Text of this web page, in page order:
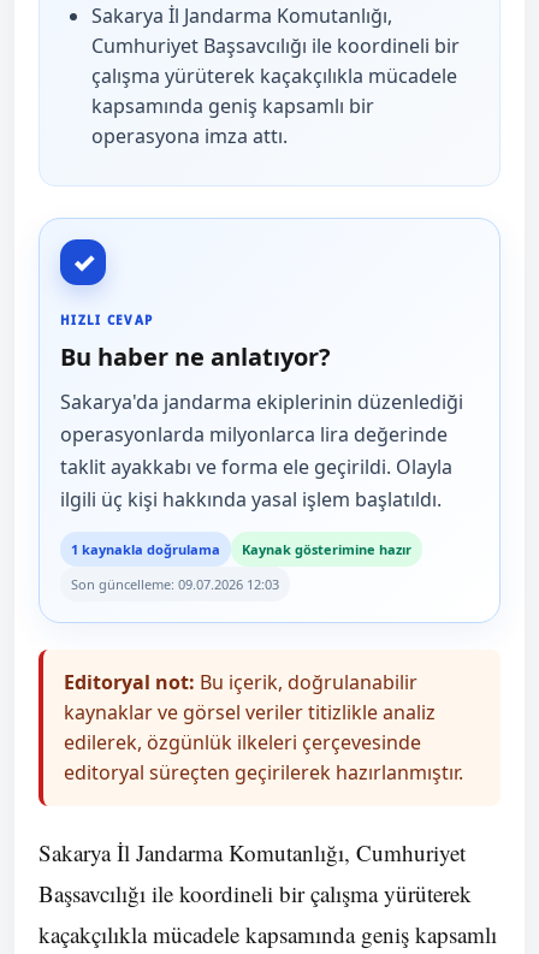
Sakarya İl Jandarma Komutanlığı,
Cumhuriyet Başsavcılığı ile koordineli bir
çalışma yürüterek kaçakçılıkla mücadele
kapsamında geniş kapsamlı bir
operasyona imza attı.
✓
HIZLI CEVAP
Bu haber ne anlatıyor?
Sakarya'da jandarma ekiplerinin düzenlediği
operasyonlarda milyonlarca lira değerinde
taklit ayakkabı ve forma ele geçirildi. Olayla
ilgili üç kişi hakkında yasal işlem başlatıldı.
1 kaynakla doğrulama
Kaynak gösterimine hazır
Son güncelleme: 09.07.2026 12:03
Editoryal not: Bu içerik, doğrulanabilir
kaynaklar ve görsel veriler titizlikle analiz
edilerek, özgünlük ilkeleri çerçevesinde
editoryal süreçten geçirilerek hazırlanmıştır.
Sakarya İl Jandarma Komutanlığı, Cumhuriyet
Başsavcılığı ile koordineli bir çalışma yürüterek
kaçakçılıkla mücadele kapsamında geniş kapsamlı